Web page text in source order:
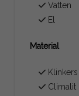
Vatten
El
Material
Klinkers
Climalit